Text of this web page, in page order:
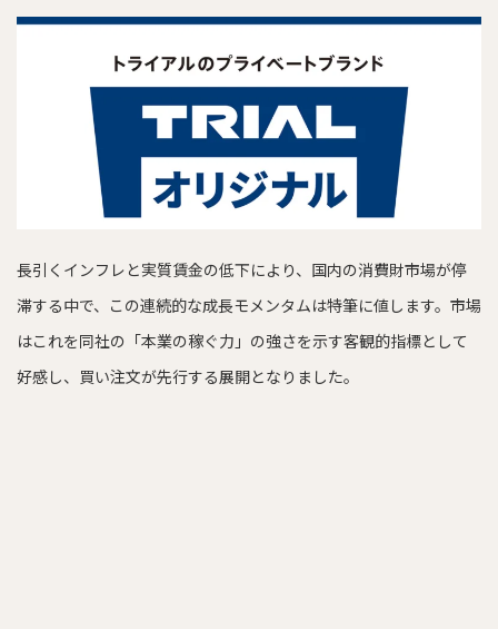
長引くインフレと実質賃金の低下により、国内の消費財市場が停
滞する中で、この連続的な成長モメンタムは特筆に値します。市場
はこれを同社の「本業の稼ぐ力」の強さを示す客観的指標として
好感し、買い注文が先行する展開となりました。